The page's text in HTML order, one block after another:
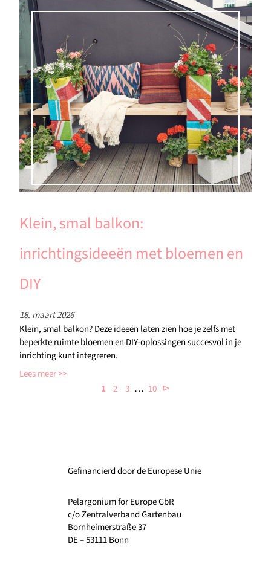
Klein, smal balkon:
inrichtingsideeën met bloemen en
DIY
18. maart 2026
Klein, smal balkon? Deze ideeën laten zien hoe je zelfs met
beperkte ruimte bloemen en DIY-oplossingen succesvol in je
inrichting kunt integreren.
Lees meer
1
2 3 … 10 ⊳
Gefinancierd door de Europese Unie
Pelargonium for Europe GbR
c/o Zentralverband Gartenbau
Bornheimerstraße 37
DE – 53111 Bonn